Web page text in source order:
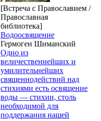
[Встреча с Православием /
Православная
библиотека]
Водоосвящение
Гермоген Шиманский
Одно из
величественнейших и
умилительнейших
священнодействий над
стихиями есть освящение
воды — стихии, столь
необходимой для
поддержания нашей